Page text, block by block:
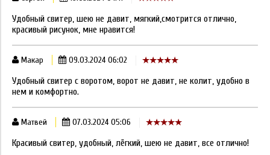
Удобный свитер, шею не давит, мягкий,смотрится отлично,
красивый рисунок, мне нравится!
Макар 09.03.2024 06:02
Удобный свитер с воротом, ворот не давит, не колит, удобно в
нем и комфортно.
Матвей 07.03.2024 05:06
Красивый свитер, удобный, лёгкий, шею не давит, все отлично!